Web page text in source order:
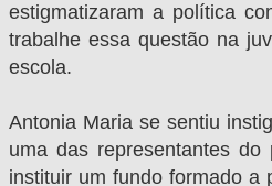
estigmatizaram a política
trabalhe essa questão na
escola.
Antonia Maria se sentiu
uma das representantes
instituir um fundo formado a